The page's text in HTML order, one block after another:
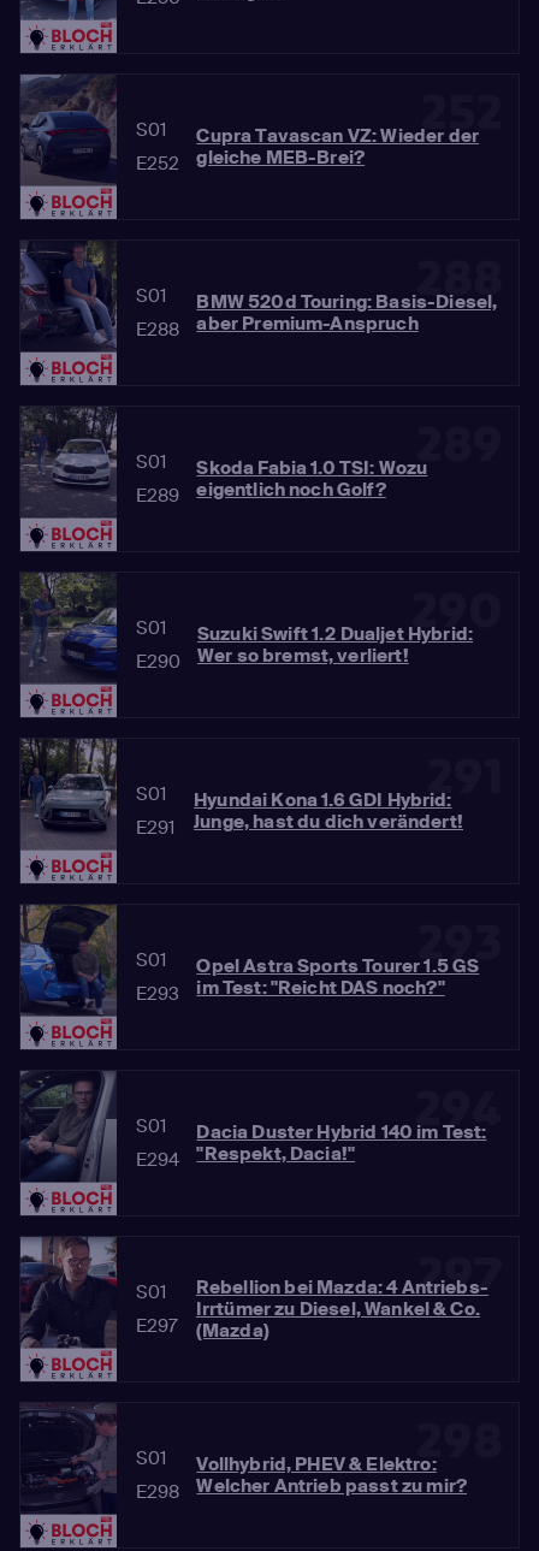
252
S01
E252
Cupra Tavascan VZ: Wieder der
gleiche MEB-Brei?
288
S01
E288
BMW 520d Touring: Basis-Diesel,
aber Premium-Anspruch
S01
E289
Skoda Fabia 1.0 TSI: Wozu
eigentlich noch Golf?
290
S01
E290
Suzuki Swift 1.2 Dualjet Hybrid:
Wer so bremst, verliert!
291
S01
E291
Hyundai Kona 1.6 GDI Hybrid:
Junge, hast du dich verändert!
293
S01
E293
Opel Astra Sports Tourer 1.5 GS
im Test: "Reicht DAS noch?"
294
S01
E294
Dacia Duster Hybrid 140 im Test:
"Respekt, Dacia!"
297
S01
E297
Rebellion bei Mazda: 4 Antriebs-
Irrtümer zu Diesel, Wankel & Co.
(Mazda)
S01
E298
Vollhybrid, PHEV & Elektro:
Welcher Antrieb passt zu mir?